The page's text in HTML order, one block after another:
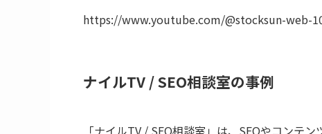
https://www.youtube.com/@stocksun-web-
ナイルTV / SEO相談室の事例
「ナイルTV / SEO相談室」は、SEOやコンテ